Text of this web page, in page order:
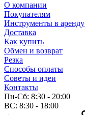
О компании
Покупателям
Инструменты в аренду
Доставка
Как купить
Обмен и возврат
Резка
Способы оплаты
Советы и идеи
Контакты
Пн-Сб: 8:30 - 20:00
ВС: 8:30 - 18:00